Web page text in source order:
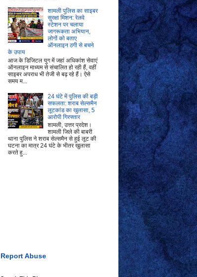
शामली पुलिस का साइबर
सुरक्षा मिशन: रेलवे
स्टेशन पर चलाया
जागरूकता अभियान,
लोगों को बताए
ऑनलाइन ठगी से बचने
के उपाय
आज के डिजिटल युग में जहां अधिकांश सेवाएं
ऑनलाइन माध्यम से संचालित हो रही हैं, वहीं
साइबर अपराध भी तेजी से बढ़ रहे हैं। ऐसे
समय म...
24 घंटे में पुलिस की बड़ी
सफलता: शराब सेल्समैन
लूटकांड का खुलासा, 5
आरोपी गिरफ्तार
शामली, उत्तर प्रदेश।
शामली जिले की बाबरी
थाना पुलिस ने शराब सेल्समैन से हुई लूट की
घटना का मात्र 24 घंटे के भीतर खुलासा
करते हु...
Report Abuse